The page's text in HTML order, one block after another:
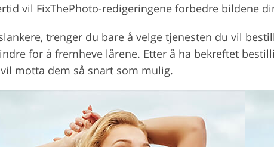
vil FixThePhoto-redigeringene forbedre bildene
trenger du bare å velge tjenesten du vil
for å fremheve lårene. Etter å ha bekreftet
motta dem så snart som mulig.